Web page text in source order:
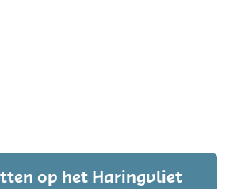
op het Haringvliet